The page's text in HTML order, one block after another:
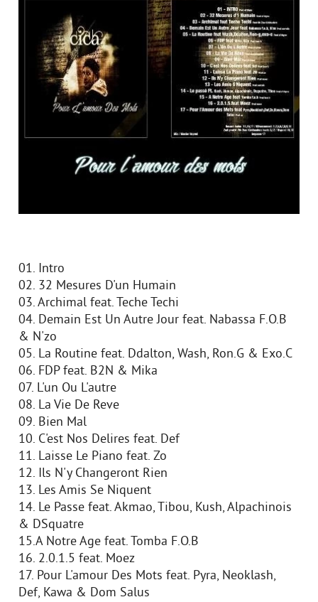
01. Intro
02. 32 Mesures D'un Humain
03. Archimal feat. Teche Techi
04. Demain Est Un Autre Jour feat. Nabassa F.O.B
& N'zo
05. La Routine feat. Ddalton, Wash, Ron.G & Exo.C
06. FDP feat. B2N & Mika
07. L'un Ou L'autre
08. La Vie De Reve
09. Bien Mal
10. C'est Nos Delires feat. Def
11. Laisse Le Piano feat. Zo
12. Ils N'y Changeront Rien
13. Les Amis Se Niquent
14. Le Passe feat. Akmao, Tibou, Kush, Alpachinois
& DSquatre
15.A Notre Age feat. Tomba F.O.B
16. 2.0.1.5 feat. Moez
17. Pour L'amour Des Mots feat. Pyra, Neoklash,
Def, Kawa & Dom Salus